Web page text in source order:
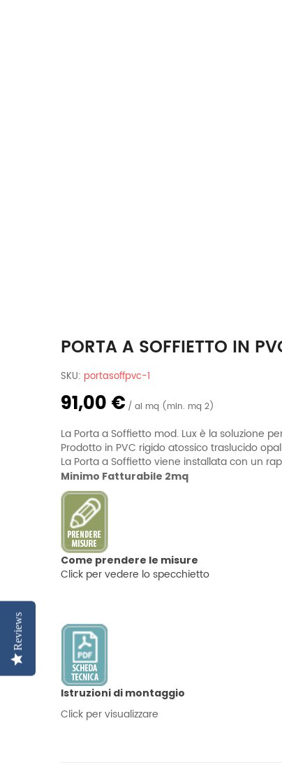
PORTA A SOFFIETTO IN
SKU: portasoffpvc-1
91,00 € al mq (min. mq 2)
La Porta a Soffietto mod. Lux è la soluzione
Prodotto in PVC rigido atossico traslucido
La Porta a Soffietto viene installata con un
Minimo Fatturabile 2mq
Come prendere le misure
Click per vedere lo specchietto
Istruzioni di montaggio
Click per visualizzare
Reviews